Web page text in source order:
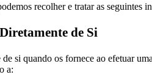
recolher e tratar as seguintes
de Si
si quando os fornece ao efetuar
a: